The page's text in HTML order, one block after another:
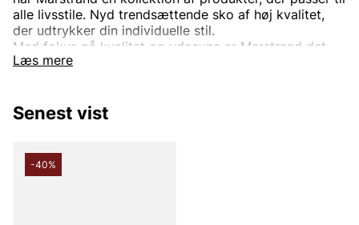
Læs mere
alle livsstile. Nyd trendsættende sko af høj kvalitet,
der udtrykker din individuelle stil.
Med fokus på kvalitet og ydeevne er Marstrand det
oplagte valg for den, der søger stilfulde klæder, som
Lee
Senest vist
-40%